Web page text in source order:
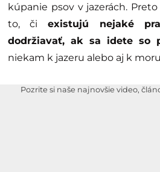
kúpanie psov v jazerách.
to, či existujú nejaké
dodržiavať, ak sa idete so
niekam k jazeru alebo aj k
Pozrite si naše najnovšie video,